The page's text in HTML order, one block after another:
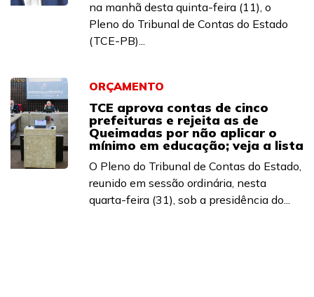
na manhã desta quinta-feira (11), o
Pleno do Tribunal de Contas do Estado
(TCE-PB)...
ORÇAMENTO
TCE aprova contas de cinco
prefeituras e rejeita as de
Queimadas por não aplicar o
mínimo em educação; veja a lista
O Pleno do Tribunal de Contas do Estado,
reunido em sessão ordinária, nesta
quarta-feira (31), sob a presidência do...